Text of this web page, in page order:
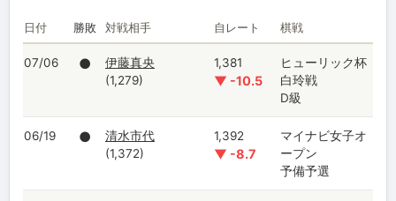
日付 勝敗 対戦相手 自レート 棋戦
07/06 ●
伊藤真央
(1,279)
1,381
▼ -10.5
ヒューリック杯
白玲戦
D級
06/19 ●
清水市代
(1,372)
1,392
▼ -8.7
マイナビ女子オ
ープン
予備予選